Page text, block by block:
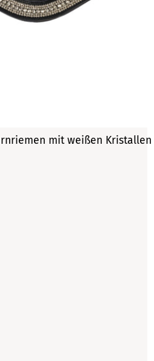
mit weißen Kristallen